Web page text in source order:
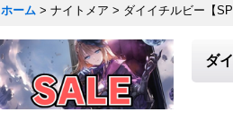
ホーム > ナイトメア > ダイイチルビー【
ダ